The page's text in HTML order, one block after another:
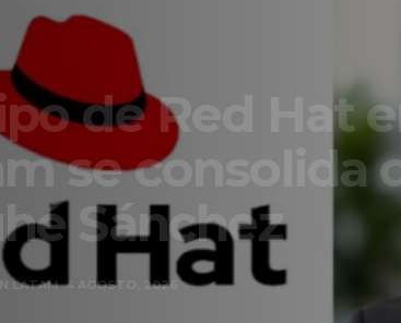
de Red Hat en
consolida con
Sánchez
4 AGOSTO, 2026